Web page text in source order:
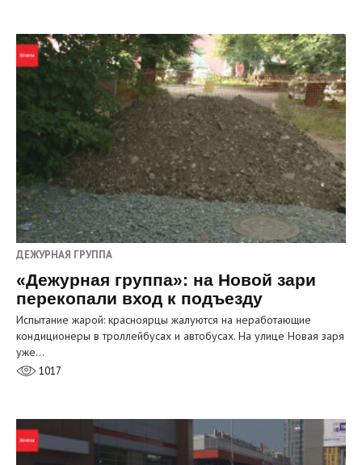
ДЕЖУРНАЯ ГРУППА
«Дежурная группа»: на Новой зари
перекопали вход к подъезду
Испытание жарой: красноярцы жалуются на неработающие
кондиционеры в троллейбусах и автобусах. На улице Новая заря
уже…
1017